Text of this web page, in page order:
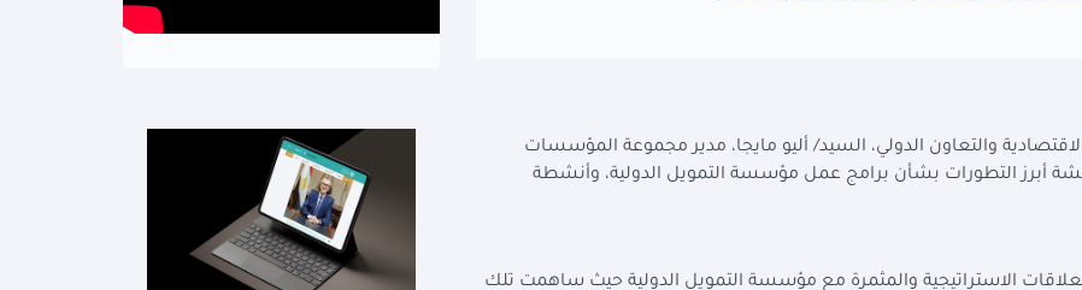
والتعاون الدولي، السيد/ أليو مايجا، مدير مجموعة المؤسسات
أبرز التطورات بشأن برامج عمل مؤسسة التمويل الدولية، وأنشطة
الاستراتيجية والمثمرة مع مؤسسة التمويل الدولية حيث ساهمت تلك